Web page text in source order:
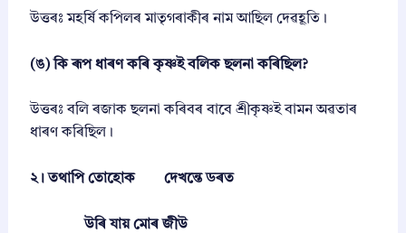
A
s
s
m
q
n
উত্তৰঃ মহৰ্ষি কপিলৰ মাতৃগৰাকীৰ নাম আছিল দেৱহূতি।
(ঙ) কি ৰূপ ধাৰণ কৰি কৃষ্ণই বলিক ছলনা কৰিছিল?
উত্তৰঃ বলি ৰজাক ছলনা কৰিবৰ বাবে শ্ৰীকৃষ্ণই বামন অৱতাৰ
ধাৰণ কৰিছিল।
২। তথাপি তোহোক দেখন্তে ডৰত
উৰি যায় মোৰ জীউ